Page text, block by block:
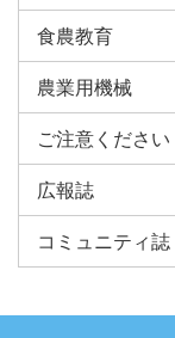
食農教育
農業用機械
ご注意ください
広報誌
コミュニティ誌